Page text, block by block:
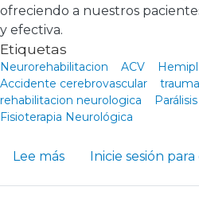
ofreciendo a nuestros
y efectiva.
Etiquetas
Neurorehabilitacion ACV
Accidente cerebrovascular
rehabilitacion neurologica
Fisioterapia Neurológica
Lee mássobre Los Beneficios
Inicie sesión